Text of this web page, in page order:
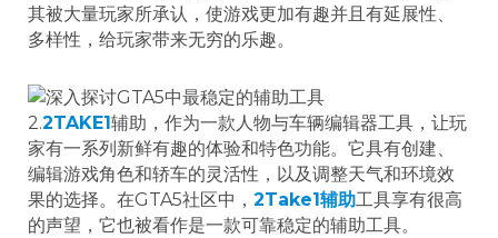
其被大量玩家所承认，使游戏更加有趣并且有延展性、
多样性，给玩家带来无穷的乐趣。
2.2TAKE1 辅助，作为一款人物与车辆编辑器工具，让玩
家有一系列新鲜有趣的体验和特色功能。它具有创建、
编辑游戏角色和轿车的灵活性，以及调整天气和环境效
果的选择。在GTA5社区中， 2Take1辅助工具享有很高
的声望，它也被看作是一款可靠稳定的辅助工具。